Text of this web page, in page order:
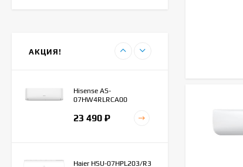
АКЦИЯ!
Hisense AS-
07HW4RLRCA00
23 490 ₽
Haier HSU-07HPL203/R3